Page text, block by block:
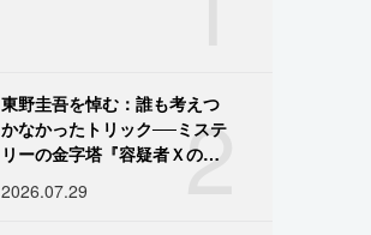
2
東野圭吾を悼む：誰も考えつ
かなかったトリック──ミステ
リーの金字塔『容疑者Ｘの献
2026.07.29